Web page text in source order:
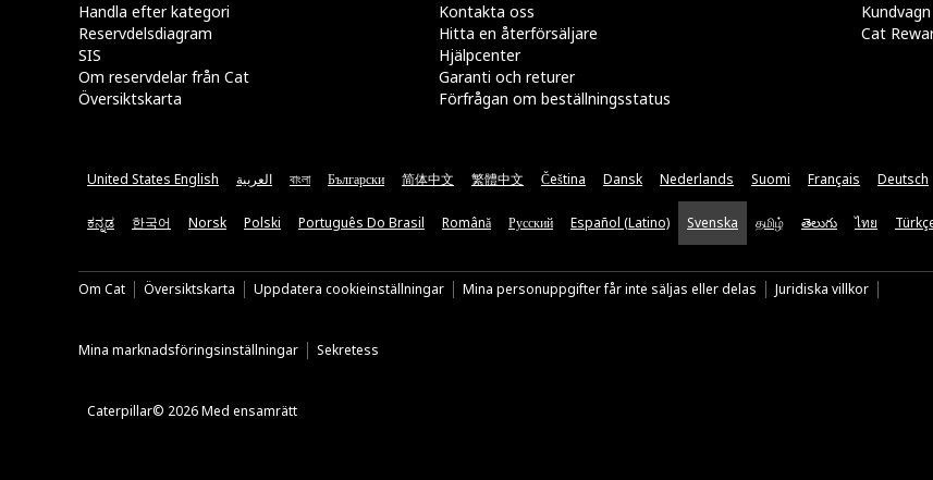
Handla efter kategori
Reservdelsdiagram
SIS
Om reservdelar från Cat
Översiktskarta
Kontakta oss
Hitta en återförsäljare
Hjälpcenter
Garanti och returer
Förfrågan om beställningsstatus
Kundvagn
Cat
United States English العربية বাংলা Български 简体中文 繁體中文 Čeština Dansk Nederlands Suomi Français Deutsch
ಕನ್ನಡ 한국어 Norsk Polski Português Do Brasil Română Русский Español (Latino) Svenska தமிழ் తెలుగు ไทย
Om Cat Översiktskarta Uppdatera cookieinställningar Mina personuppgifter får inte säljas eller delas Juridiska villkor
Mina marknadsföringsinställningar Sekretess
Caterpillar© 2026 Med ensamrätt